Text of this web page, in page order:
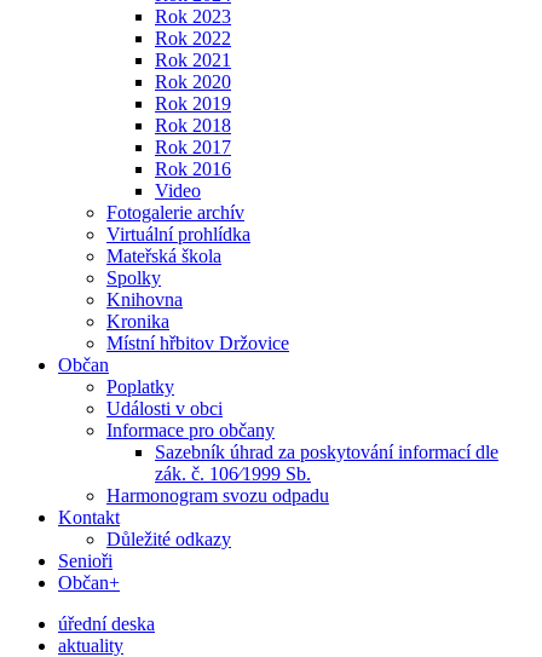
Rok 2023
Rok 2022
Rok 2021
Rok 2020
Rok 2019
Rok 2018
Rok 2017
Rok 2016
Video
Fotogalerie archív
Virtuální prohlídka
Mateřská škola
Spolky
Knihovna
Kronika
Místní hřbitov Držovice
Občan
Poplatky
Události v obci
Informace pro občany
Sazebník úhrad za poskytování informací dle
zák. č. 106⁄1999 Sb.
Harmonogram svozu odpadu
Kontakt
Důležité odkazy
Senioři
Občan+
úřední deska
aktuality